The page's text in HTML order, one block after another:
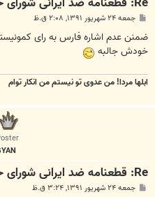
ت
جمعه ۲۴ شهریور ۱۳۹۱, ۲:۰۸ ق.ظ
ضمنن عدم اشاره فارس به رای
خودش جالبه
ابلها مردا! من عدوی تو نیستم من انکار توام
Re: قطعنامه ضد ایرانی شورای حکام تصویب شد
جمعه ۲۴ شهریور ۱۳۹۱, ۳:۲۴ ق.ظ